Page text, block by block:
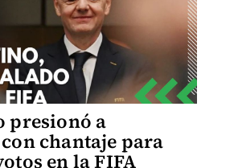
presionó a
chantaje para
en la FIFA